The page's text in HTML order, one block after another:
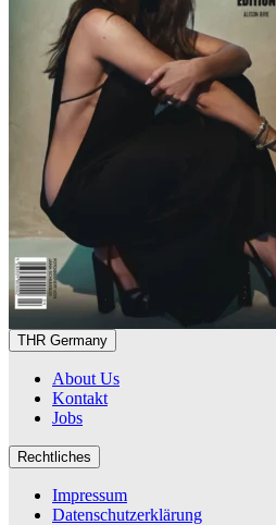
THR Germany
About Us
Kontakt
Jobs
Rechtliches
Impressum
Datenschutzerklärung